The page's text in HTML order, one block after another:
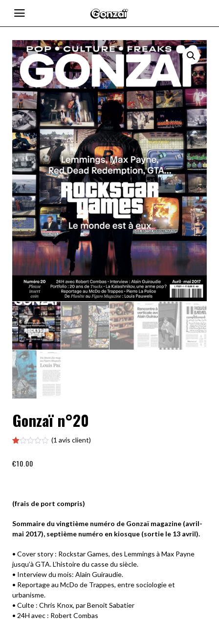
Gonzaï n°20
sur
client
(1 avis client)
€10.00
(frais de port compris)
Sommaire du vingtième numéro de Gonzaï magazine (avril-
mai 2017), septième numéro en kiosque (sortie le 13 avril).
• Cover story : Rockstar Games, des Lemmings à Max Payne
jusqu’à GTA. L’histoire du casse du siècle.
• Interview du mois: Alain Guiraudie.
• Reportage au McDo de Trappes, entre sociologie et
urbanisme.
• Culte : Chris Knox, par Benoit Sabatier
• 24H avec : Robert Combas